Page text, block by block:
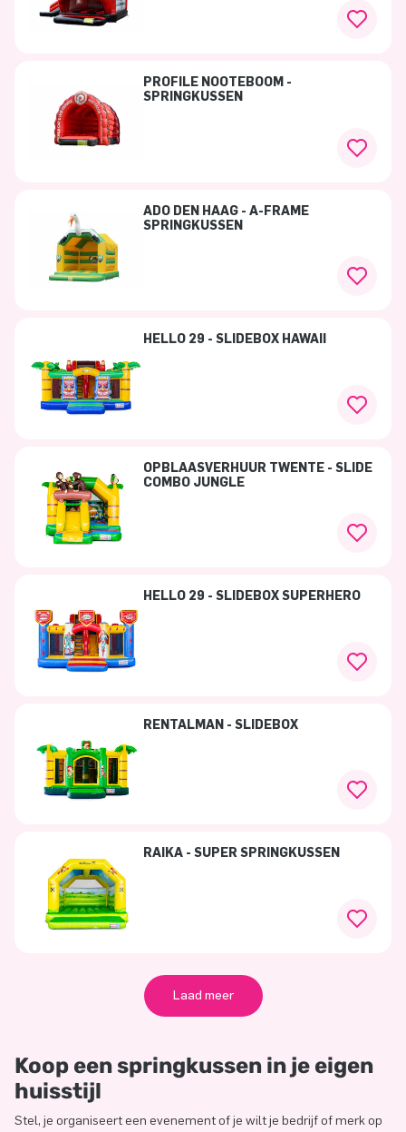
PROFILE NOOTEBOOM -
SPRINGKUSSEN
ADO DEN HAAG - A-FRAME
SPRINGKUSSEN
HELLO 29 - SLIDEBOX HAWAII
OPBLAASVERHUUR TWENTE - SLIDE
COMBO JUNGLE
HELLO 29 - SLIDEBOX SUPERHERO
RENTALMAN - SLIDEBOX
RAIKA - SUPER SPRINGKUSSEN
Laad meer
Koop een springkussen in je eigen
huisstijl
Stel, je organiseert een evenement of je wilt je bedrijf of merk op